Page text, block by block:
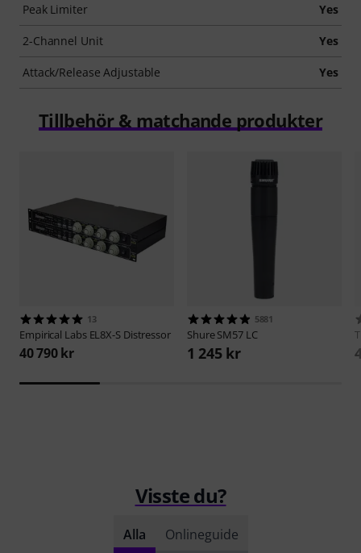
Peak Limiter Yes
2-Channel Unit Yes
Attack/Release Adjustable Yes
Tillbehör & matchande produkter
13
Empirical Labs EL8X-S Distressor
40 790 kr
5881
ShureSM57 LC
1 245 kr
Visste du?
Alla Onlineguide